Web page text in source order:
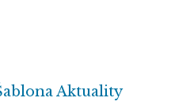
Aktuality